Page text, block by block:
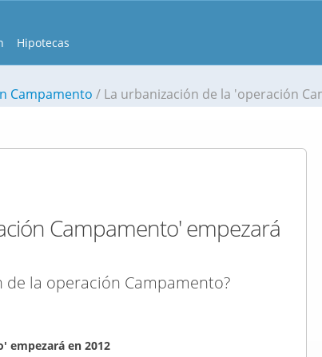
Hipotecas
Campamento La urbanización de la 'operación
Campamento' empezará
la operación Campamento?
empezará en 2012